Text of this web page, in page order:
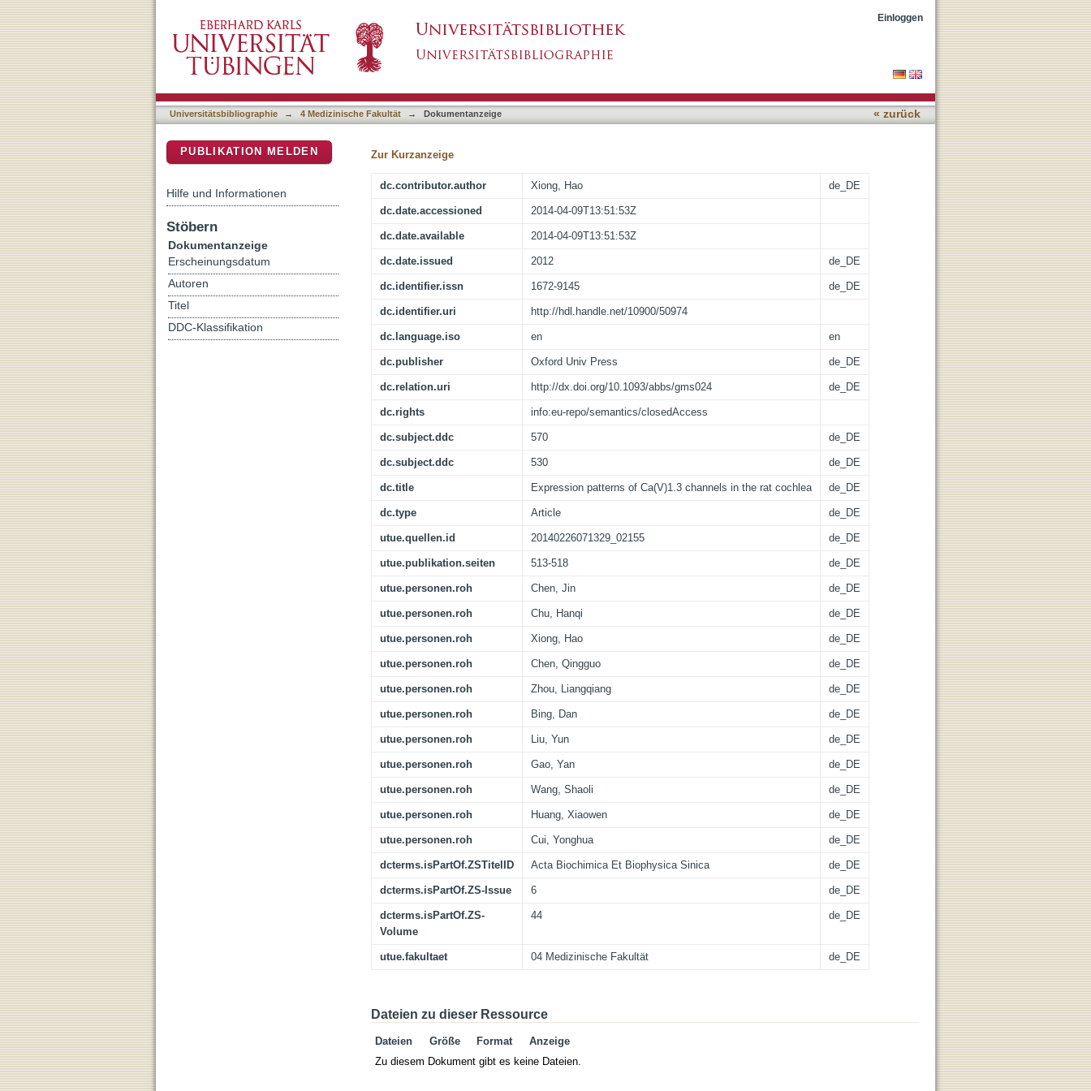
Einloggen
Universitätsbibliographie → 4 Medizinische Fakultät → Dokumentanzeige « zurück
Zur Kurzanzeige
dc.contributor.author Xiong, Hao de_DE
dc.date.accessioned 2014-04-09T13:51:53Z
dc.date.available 2014-04-09T13:51:53Z
dc.date.issued 2012 de_DE
dc.identifier.issn 1672-9145 de_DE
dc.identifier.uri http://hdl.handle.net/10900/50974
dc.language.iso en en
dc.publisher Oxford Univ Press de_DE
dc.relation.uri http://dx.doi.org/10.1093/abbs/gms024 de_DE
dc.rights info:eu-repo/semantics/closedAccess
dc.subject.ddc 570 de_DE
dc.subject.ddc 530 de_DE
dc.title Expression patterns of Ca(V)1.3 channels in the rat cochlea de_DE
dc.type Article de_DE
utue.quellen.id 20140226071329_02155 de_DE
utue.publikation.seiten 513-518 de_DE
utue.personen.roh Chen, Jin de_DE
utue.personen.roh Chu, Hanqi de_DE
utue.personen.roh Xiong, Hao de_DE
utue.personen.roh Chen, Qingguo de_DE
utue.personen.roh Zhou, Liangqiang de_DE
utue.personen.roh Bing, Dan de_DE
utue.personen.roh Liu, Yun de_DE
utue.personen.roh Gao, Yan de_DE
utue.personen.roh Wang, Shaoli de_DE
utue.personen.roh Huang, Xiaowen de_DE
utue.personen.roh Cui, Yonghua de_DE
dcterms.isPartOf.ZSTitelID Acta Biochimica Et Biophysica Sinica de_DE
dcterms.isPartOf.ZS-Issue 6 de_DE
dcterms.isPartOf.ZS-
Volume
44 de_DE
utue.fakultaet 04 Medizinische Fakultät de_DE
Dateien zu dieser Ressource
Dateien Größe Format
Anzeige
Zu diesem Dokument gibt es keine Dateien.
PUBLIKATION MELDEN
Hilfe und Informationen
Stöbern
Dokumentanzeige
Erscheinungsdatum
Autoren
Titel
DDC-Klassifikation